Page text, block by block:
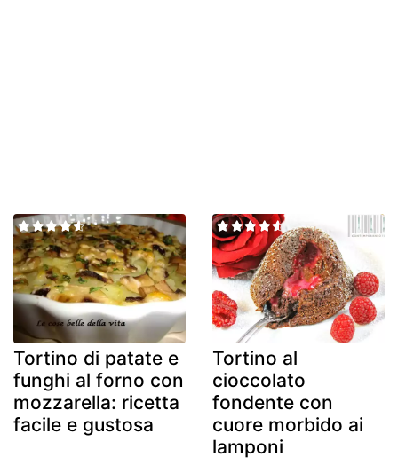
Tortino di patate e
funghi al forno con
mozzarella: ricetta
facile e gustosa
Tortino al
cioccolato
fondente con
cuore morbido ai
lamponi